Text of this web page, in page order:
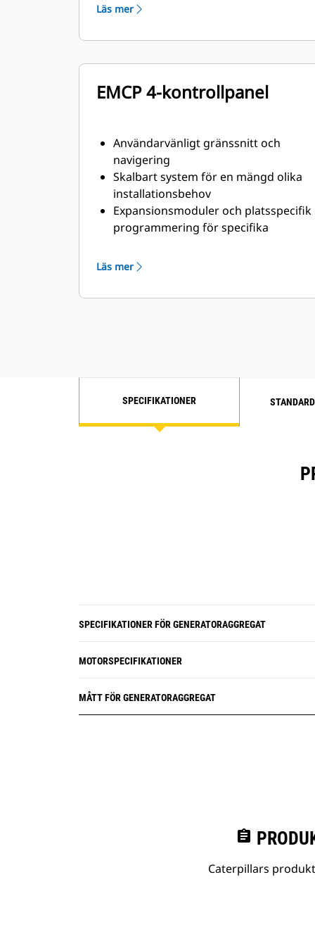
Läs mer
EMCP 4-kontrollpanel
Användarvänligt gränssnitt och
navigering
Skalbart system för en mängd olika
installationsbehov
Expansionsmoduler och platsspecifik
programmering för specifika
Läs mer
SPECIFIKATIONER
SPECIFIKATIONER FÖR GENERATORAGGREGAT
MOTORSPECIFIKATIONER
MÅTT FÖR GENERATORAGGREGAT
assignment
Caterpillars